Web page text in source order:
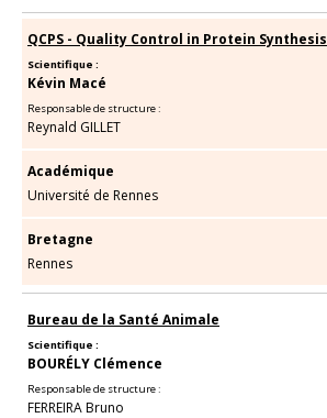
QCPS - Quality Control in Protein Synthesis
Scientifique :
Kévin Macé
Responsable de structure :
Reynald GILLET
Académique
Université de Rennes
Bretagne
Rennes
Bureau de la Santé Animale
Scientifique :
BOURÉLY Clémence
Responsable de structure :
FERREIRA Bruno